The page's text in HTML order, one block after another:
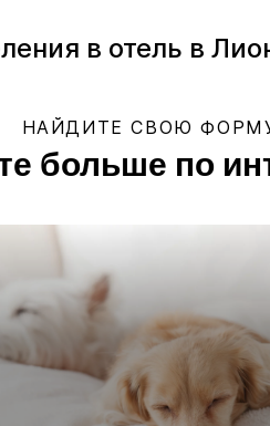
в отель в
НАЙДИТЕ СВОЮ
больше по